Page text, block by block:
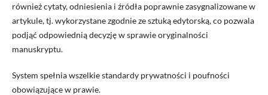
również cytaty, odniesienia i źródła poprawnie zasygnalizowane w
artykule, tj. wykorzystane zgodnie ze sztuką edytorską, co pozwala
podjąć odpowiednią decyzję w sprawie oryginalności
manuskryptu.
System spełnia wszelkie standardy prywatności i poufności
obowiązujące w prawie.